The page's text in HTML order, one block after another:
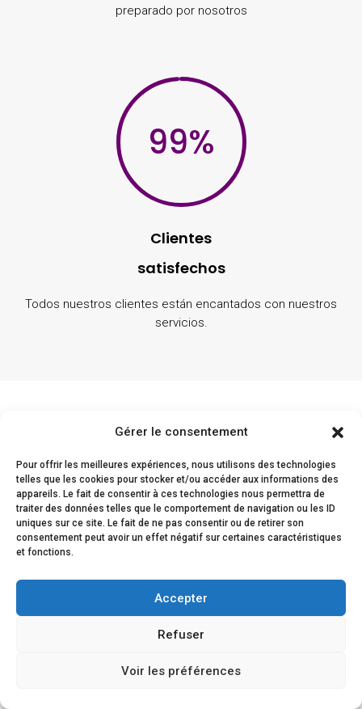
Gérer le consentement
Pour offrir les meilleures expériences, nous utilisons des technologies
telles que les cookies pour stocker et/ou accéder aux informations des
appareils. Le fait de consentir à ces technologies nous permettra de
traiter des données telles que le comportement de navigation ou les ID
uniques sur ce site. Le fait de ne pas consentir ou de retirer son
consentement peut avoir un effet négatif sur certaines caractéristiques
et fonctions.
Accepter
Refuser
Voir les préférences
preparado por nosotros
99%
Clientes
satisfechos
Todos nuestros clientes están encantados con nuestros
servicios.
Comentarios de los
clientes
La satisfacción de nuestros clientes queda
demostrada por su fidelidad y su renovada
confianza en nosotros.